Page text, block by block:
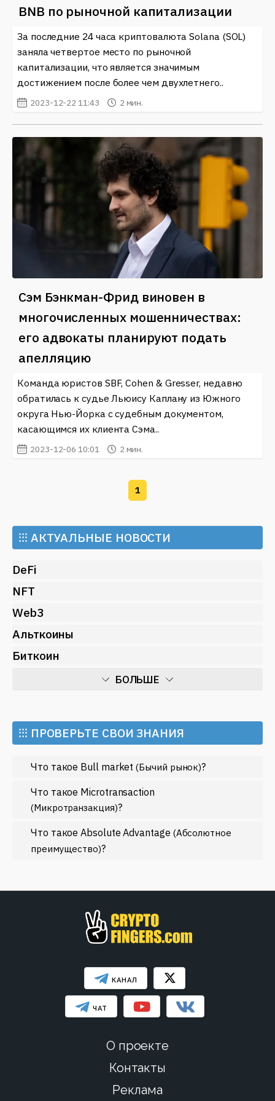
BNB по рыночной капитализации
За последние 24 часа криптовалюта Solana (SOL)
заняла четвертое место по рыночной
капитализации, что является значимым
достижением после более чем двухлетнего..
2023-12-22 11:43 2 мин.
Сэм Бэнкман-Фрид виновен в
многочисленных мошенничествах:
его адвокаты планируют подать
апелляцию
Команда юристов SBF, Cohen & Gresser, недавно
обратилась к судье Льюису Каплану из Южного
округа Нью-Йорка с судебным документом,
касающимся их клиента Сэма..
2023-12-06 10:01 2 мин.
1
⁝⁝⁝ АКТУАЛЬНЫЕ НОВОСТИ
DeFi
NFT
Web3
Альткоины
Биткоин
БОЛЬШЕ
Майнинг
Метавселенные
Регулирование
Рынок и события
Экономика
Эфириум
МЕНЬШЕ
⁝⁝⁝ ПРОВЕРЬТЕ СВОИ ЗНАНИЯ
Что такое Bull market(Бычий рынок)?
Что такое Microtransaction
(Микротранзакция)?
Что такое Absolute Advantage (Абсолютное
преимущество)?
КАНАЛ
ЧАТ
О проекте
Контакты
Реклама